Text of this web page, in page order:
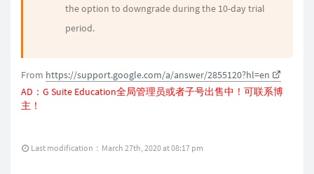
the option to downgrade during the 10-day trial
period.
From https://support.google.com/a/answer/2855120?hl=en
AD：G Suite Education全局管理员或者子号出售中！可联系博
主 ！
Last modification：March 27th, 2020 at 08:17 pm